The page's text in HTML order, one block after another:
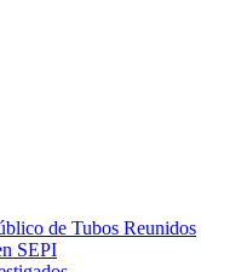
de Tubos Reunidos
SEPI